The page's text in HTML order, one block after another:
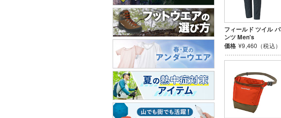
フィールド ツイル パ
ンツ Men's
価格 ¥9,460（税込）